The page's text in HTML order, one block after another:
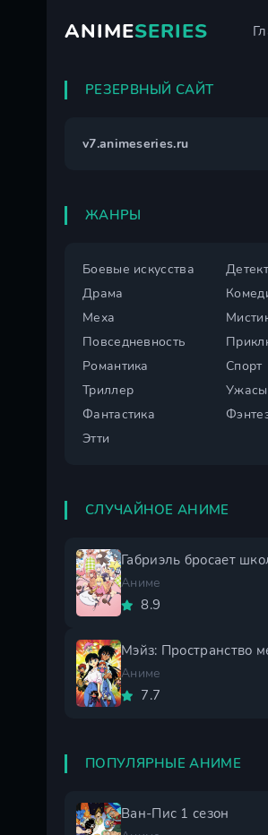
ANIMESERIES
РЕЗЕРВНЫЙ САЙТ
v7.animeseries.ru
ЖАНРЫ
Боевые искусства
Драма
Меха
Повседневность
Романтика
Спорт
Триллер
Ужасы
Фантастика
Этти
СЛУЧАЙНОЕ АНИМЕ
Габриэль бросает
Аниме
8.9
Мэйз: Пространство
Аниме
7.7
ПОПУЛЯРНЫЕ АНИМЕ
Ван-Пис 1 сезон